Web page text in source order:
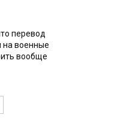
перевод
на военные
вообще